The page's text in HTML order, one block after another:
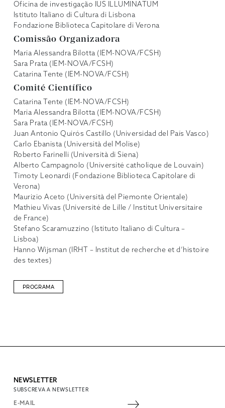
Oficina de investigação IUS ILLUMINATUM
Istituto Italiano di Cultura di Lisbona
Fondazione Biblioteca Capitolare di Verona
Comissão Organizadora
Maria Alessandra Bilotta (IEM-NOVA/FCSH)
Sara Prata (IEM-NOVA/FCSH)
Catarina Tente (IEM-NOVA/FCSH)
Comité Científico
Catarina Tente (IEM-NOVA/FCSH)
Maria Alessandra Bilotta (IEM-NOVA/FCSH)
Sara Prata (IEM-NOVA/FCSH)
Juan Antonio Quirós Castillo (Universidad del País Vasco)
Carlo Ebanista (Università del Molise)
Roberto Farinelli (Università di Siena)
Alberto Campagnolo (Université catholique de Louvain)
Timoty Leonardi (Fondazione Biblioteca Capitolare di
Verona)
Maurizio Aceto (Università del Piemonte Orientale)
Mathieu Vivas (Université de Lille / Institut Universitaire
de France)
Stefano Scaramuzzino (Istituto Italiano di Cultura –
Lisboa)
Hanno Wijsman (IRHT – Institut de recherche et d’histoire
des textes)
PROGRAMA
NEWSLETTER
SUBSCREVA A NEWSLETTER